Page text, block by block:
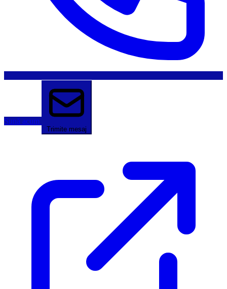
Sună acum
Trimite mesaj